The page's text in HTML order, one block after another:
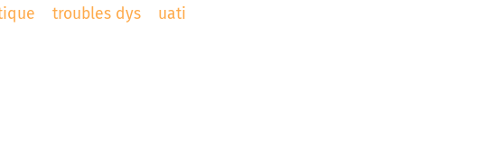
troubles dys
uati